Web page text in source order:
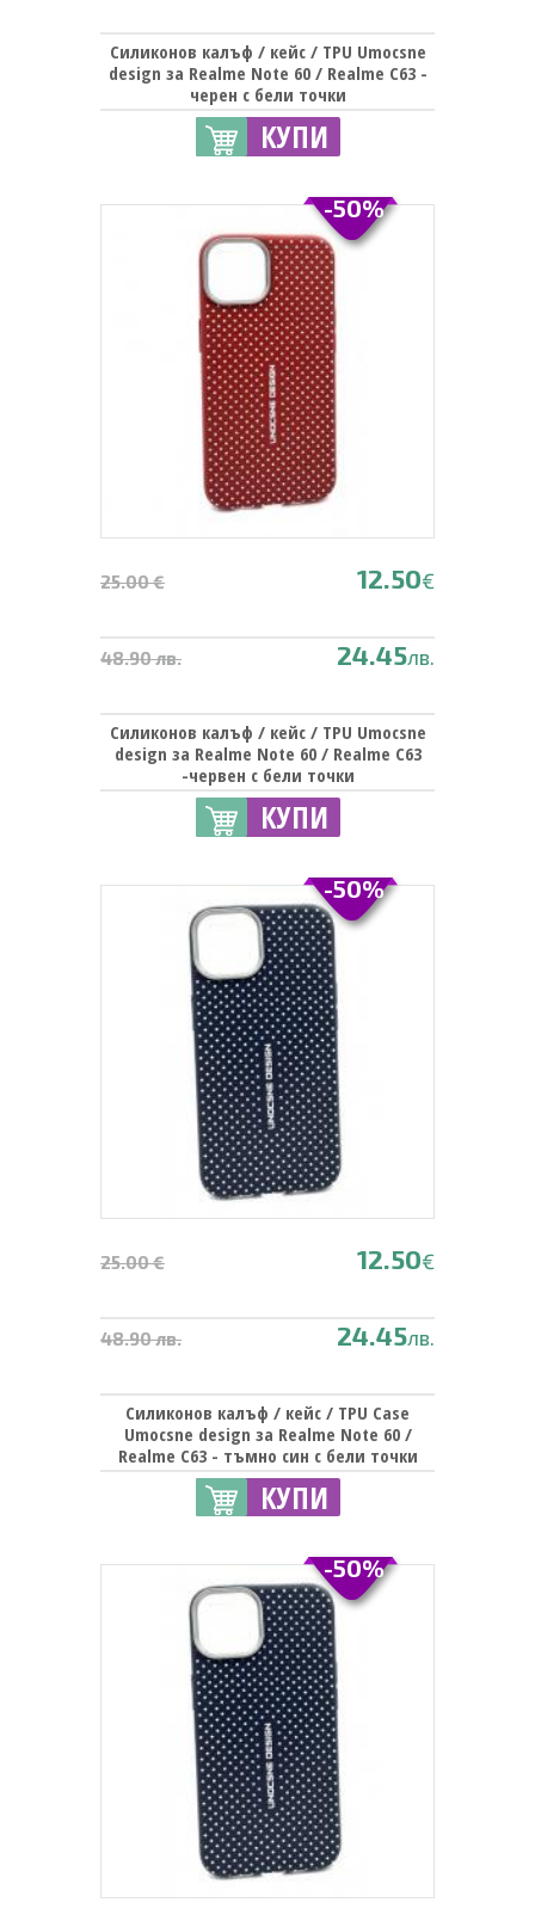
Силиконов калъф / кейс / TPU Umocsne
design за Realme Note 60 / Realme C63 -
черен с бели точки
КУПИ
25.00 € 12.50€
48.90 лв. 24.45лв.
Силиконов калъф / кейс / TPU Umocsne
design за Realme Note 60 / Realme C63
-червен с бели точки
КУПИ
-50%
25.00 € 12.50€
48.90 лв. 24.45лв.
Силиконов калъф / кейс / TPU Case
Umocsne design за Realme Note 60 /
Realme C63 - тъмно син с бели точки
КУПИ
-50%
-50%